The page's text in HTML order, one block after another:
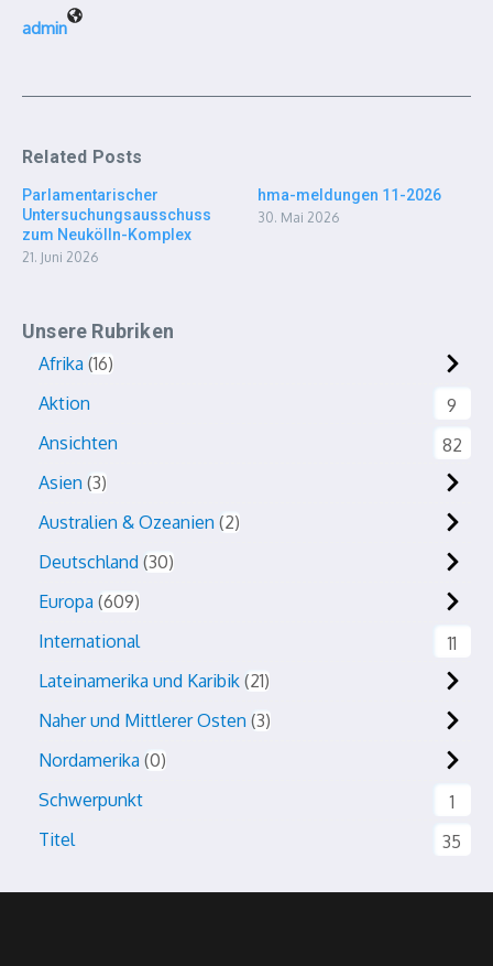
admin
Related Posts
Parlamentarischer
Untersuchungsausschuss
zum Neukölln-Komplex
21. Juni 2026
hma-meldungen 11-2026
30. Mai 2026
Unsere Rubriken
Afrika 16
Aktion
9
Ansichten
82
Asien 3
Australien & Ozeanien 2
Deutschland 30
Europa 609
International
11
Lateinamerika und Karibik 21
Naher und Mittlerer Osten 3
Nordamerika 0
Schwerpunkt
1
Titel
35